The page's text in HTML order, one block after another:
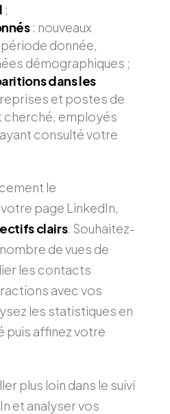
;
: nouveaux
donnée,
démographiques ;
dans les
et postes de
cherché, employés
consulté votre
le
page LinkedIn,
clairs. Souhaitez-
de vues de
les contacts
avec vos
les statistiques en
puis affinez votre
plus loin dans le suivi
et analyser vos